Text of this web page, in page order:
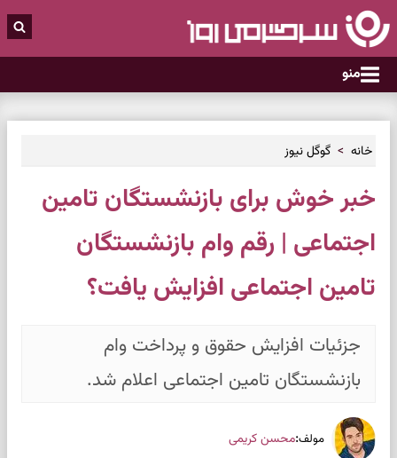
منو
خانه گوگل نیوز
خبر خوش برای بازنشستگان تامین
اجتماعی | رقم وام بازنشستگان
تامین اجتماعی افزایش یافت؟
جزئیات افزایش حقوق و پرداخت وام
بازنشستگان تامین اجتماعی اعلام شد.
مولف:محسن کریمی